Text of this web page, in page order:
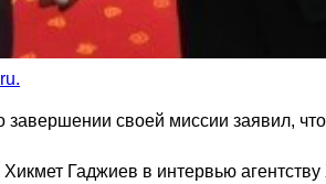
своей миссии заявил,
Гаджиев в интервью